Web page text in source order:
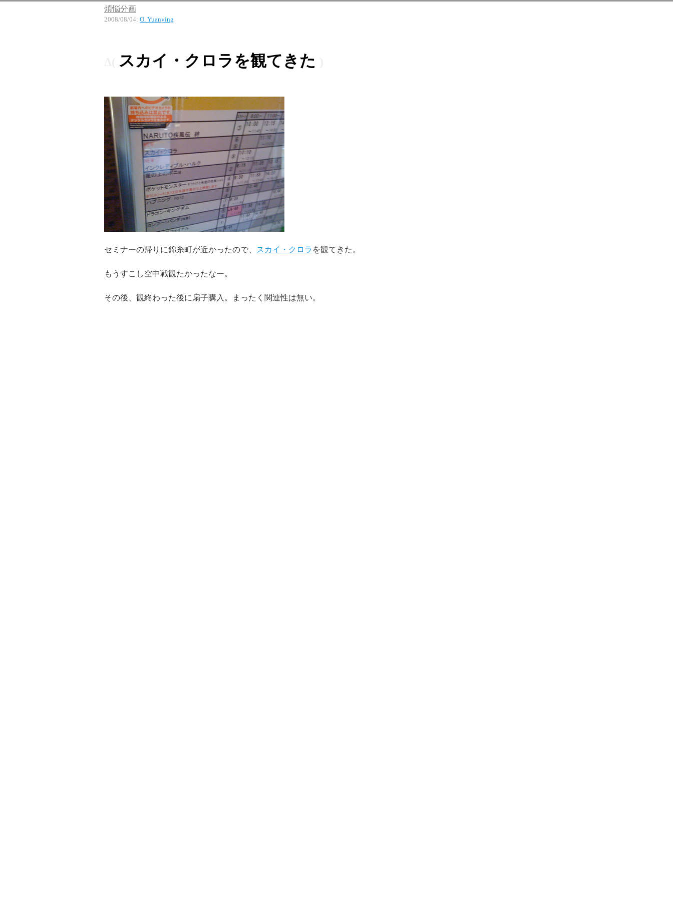
煩悩分画
2008/08/04: O. Yuanying
スカイ・クロラを観てきた
セミナーの帰りに錦糸町が近かったので、 スカイ・クロラ を観てきた。
もうすこし空中戦観たかったなー。
その後、観終わった後に扇子購入。まったく関連性は無い。